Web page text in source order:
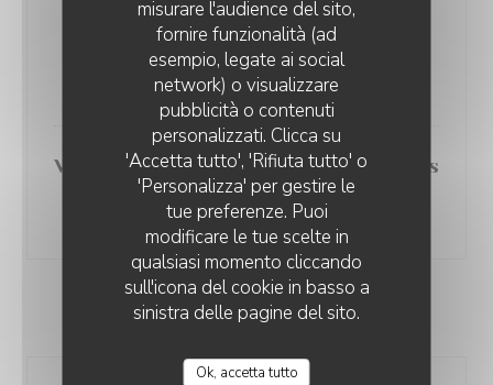
misurare l'audience del sito,
fornire funzionalità (ad
esempio, legate ai social
network) o visualizzare
pubblicità o contenuti
personalizzati. Clicca su
'Accetta tutto', 'Rifiuta tutto' o
'Personalizza' per gestire le
tue preferenze. Puoi
modificare le tue scelte in
qualsiasi momento cliccando
sull'icona del cookie in basso a
sinistra delle pagine del sito.
Ok, accetta tutto
Aubergines / quinoa / sauce vierge
au poivron
20,00 EUR
Volaille / purée de pommes de terres
/ crème estragon et cochon fumé
23,00 EUR
FROMAGES
HUÎTRE BRÛLÉE